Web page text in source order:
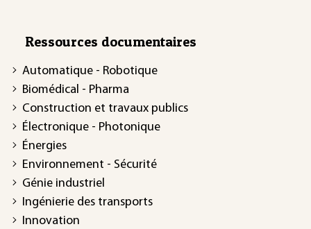
Ressources documentaires
Automatique - Robotique
Biomédical - Pharma
Construction et travaux publics
Électronique - Photonique
Énergies
Environnement - Sécurité
Génie industriel
Ingénierie des transports
Innovation